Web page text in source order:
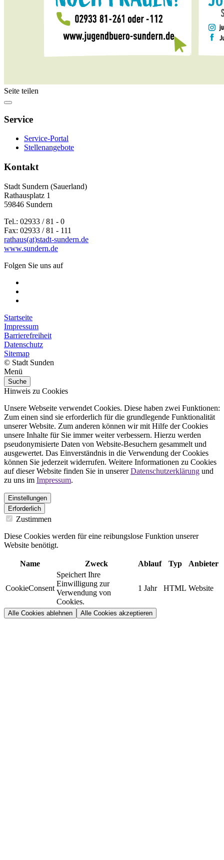
Seite teilen
Service
Service-Portal
Stellenangebote
Kontakt
Stadt Sundern (Sauerland)
Rathausplatz 1
59846 Sundern
Tel.: 02933 / 81 - 0
Fax: 02933 / 81 - 111
rathaus(at)stadt-sundern.de
www.sundern.de
Folgen Sie uns auf
Startseite
Impressum
Barrierefreiheit
Datenschutz
Sitemap
© Stadt Sunden
Menü
Suche
Hinweis zu Cookies
Unsere Webseite verwendet Cookies. Diese haben zwei Funktionen:
Zum einen sind sie erforderlich für die grundlegende Funktionalität
unserer Website. Zum anderen können wir mit Hilfe der Cookies
unsere Inhalte für Sie immer weiter verbessern. Hierzu werden
pseudonymisierte Daten von Website-Besuchern gesammelt und
ausgewertet. Das Einverständnis in die Verwendung der Cookies
können Sie jederzeit widerrufen. Weitere Informationen zu Cookies
auf dieser Website finden Sie in unsererDatenschutzerklärung und
zu uns im Impressum.
Einstellungen
Erforderlich
Zustimmen
Diese Cookies werden für eine reibungslose Funktion unserer
Website benötigt.
Name Zweck Ablauf Typ Anbieter
CookieConsent
Speichert Ihre
Einwilligung zur
Verwendung von
Cookies.
1 Jahr HTML Website
Alle Cookies ablehnen Alle Cookies akzeptieren